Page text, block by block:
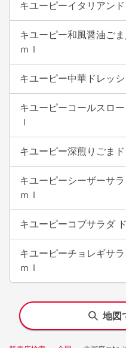
キユーピーイタリアン
キユーピー和風醤油ご
ｍｌ
キユーピー中華ドレッシ
キユーピーコールスロ
ｌ
キユーピー深煎りごま
キユーピーシーザーサ
ｍｌ
キユーピーコブサラダ
キユーピーチョレギサ
ｍｌ
地図